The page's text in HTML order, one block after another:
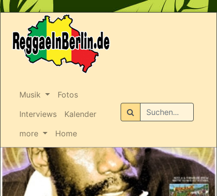
Musik
Fotos
Interviews
Kalender
more
Home
Suchen